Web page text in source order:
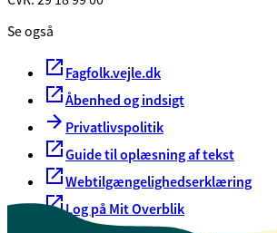
Se også
Fagfolk.vejle.dk
Åbenhed og indsigt
Privatlivspolitik
Guide til oplæsning af tekst
Webtilgængelighedserklæring
Log på Mit Overblik